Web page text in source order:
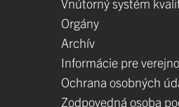
Orgány
Archív
Informácie pre
Ochrana osobných
Zodpovedná osoba